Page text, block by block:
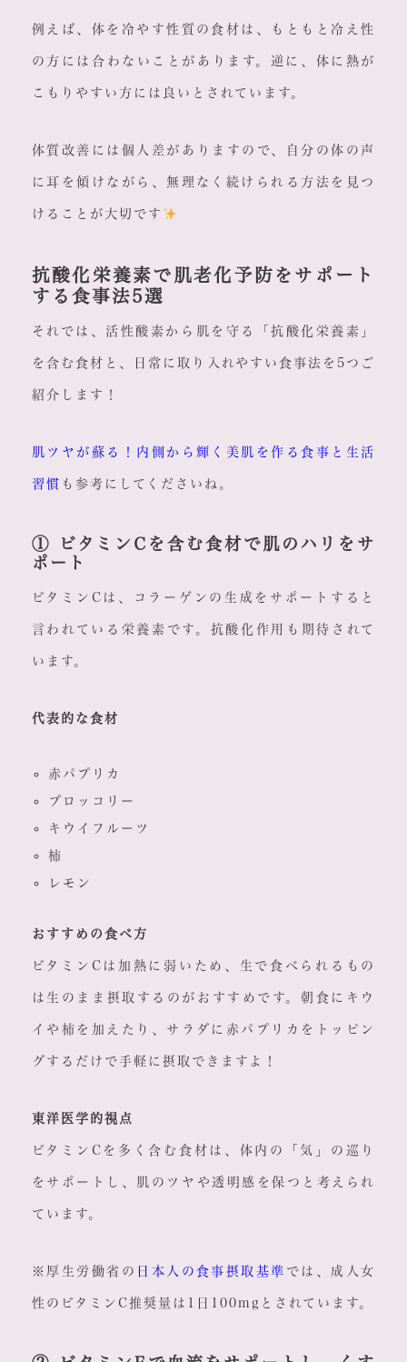
例えば、体を冷やす性質の食材は、もともと冷え性
の方には合わないことがあります。逆に、体に熱が
こもりやすい方には良いとされています。
体質改善には個人差がありますので、自分の体の声
に耳を傾けながら、無理なく続けられる方法を見つ
けることが大切です
抗酸化栄養素で肌老化予防をサポート
する食事法5選
それでは、活性酸素から肌を守る「抗酸化栄養素」
を含む食材と、日常に取り入れやすい食事法を5つご
紹介します！
肌ツヤが蘇る！内側から輝く美肌を作る食事と生活
習慣 も参考にしてくださいね。
① ビタミンCを含む食材で肌のハリをサ
ポート
ビタミンCは、コラーゲンの生成をサポートすると
言われている栄養素です。抗酸化作用も期待されて
います。
代表的な食材
赤パプリカ
ブロッコリー
キウイフルーツ
柿
レモン
おすすめの食べ方
ビタミンCは加熱に弱いため、生で食べられるもの
は生のまま摂取するのがおすすめです。朝食にキウ
イや柿を加えたり、サラダに赤パプリカをトッピン
グするだけで手軽に摂取できますよ！
東洋医学的視点
ビタミンCを多く含む食材は、体内の「気」の巡り
をサポートし、肌のツヤや透明感を保つと考えられ
ています。
※厚生労働省の 日本人の食事摂取基準 では、成人女
性のビタミンC推奨量は1日100mgとされています。